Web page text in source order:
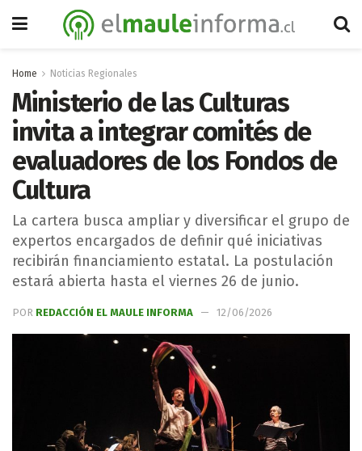
Home Noticias Regionales
Ministerio de las Culturas
invita a integrar comités de
evaluadores de los Fondos de
Cultura
La cartera busca ampliar y diversificar el grupo de
expertos encargados de definir qué iniciativas
recibirán financiamiento estatal. La postulación
estará abierta hasta el viernes 26 de junio.
POR REDACCIÓN EL MAULE INFORMA 12/06/2026